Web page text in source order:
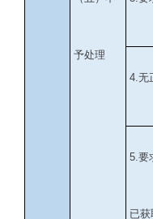
予处理
4. 无
5. 要
已获